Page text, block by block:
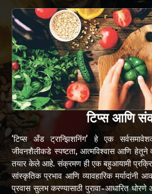
टिप्स आणि
'टिप्स अँड ट्रान्झिशनिंग' हे एक
जीवनशैलीकडे स्पष्टता, आत्मविश्वास आणि हेतूने
तयार केले आहे. संक्रमण ही एक बहुआयामी
सांस्कृतिक प्रभाव आणि व्यावहारिक
प्रवास सुलभ करण्यासाठी पुरावा-आधारित धोरणे